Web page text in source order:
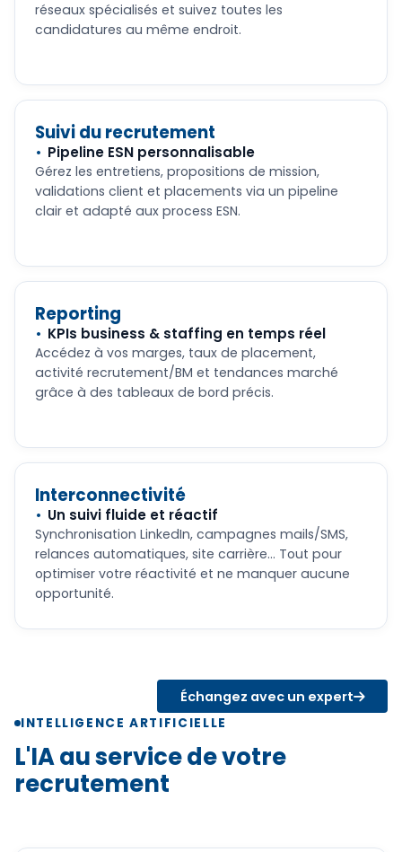
réseaux spécialisés et suivez toutes les
candidatures au même endroit.
Suivi du recrutement
Pipeline ESN personnalisable
Gérez les entretiens, propositions de mission,
validations client et placements via un pipeline
clair et adapté aux process ESN.
Reporting
KPIs business & staffing en temps réel
Accédez à vos marges, taux de placement,
activité recrutement/BM et tendances marché
grâce à des tableaux de bord précis.
Interconnectivité
Un suivi fluide et réactif
Synchronisation LinkedIn, campagnes mails/SMS,
relances automatiques, site carrière… Tout pour
optimiser votre réactivité et ne manquer aucune
opportunité.
Échangez avec un expert
INTELLIGENCE ARTIFICIELLE
L'IA au service de votre
recrutement